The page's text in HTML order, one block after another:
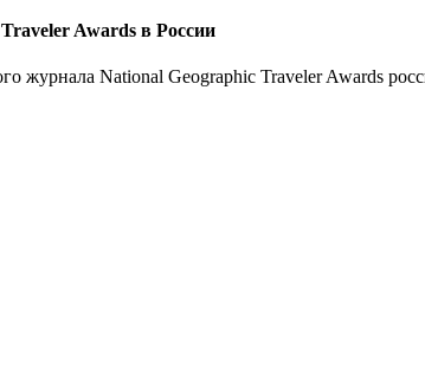
Awards в России
журнала National Geographic Traveler Awards